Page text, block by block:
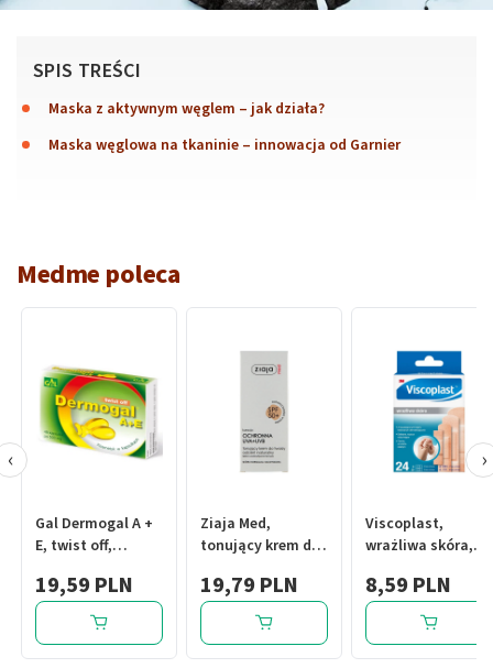
SPIS TREŚCI
Maska z aktywnym węglem – jak działa?
Maska węglowa na tkaninie – innowacja od Garnier
Medme poleca
Gal Dermogal A +
E, twist off,
kapsułkach, 48
szt.
19,59 PLN
Ziaja Med,
tonujący krem do
odcień naturalny,
skóra
normalna/naczynkowa,
50 ml
19,79 PLN
Viscoplast,
wrażliwa skóra,
rozmiary, 24 szt.
8,59 PLN
‹ ›